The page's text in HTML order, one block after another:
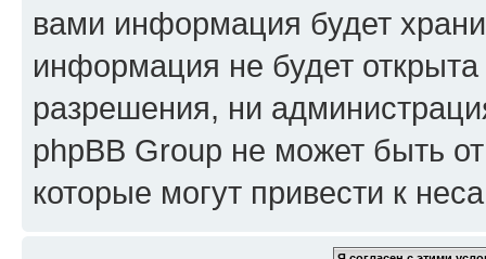
вами информация будет
информация не будет
разрешения, ни
phpBB Group не может быть
которые могут привести к